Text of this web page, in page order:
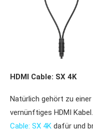
HDMI Cable: SX 4K
Natürlich gehört zu
vernünftiges HDMI
Cable: SX 4K dafür und